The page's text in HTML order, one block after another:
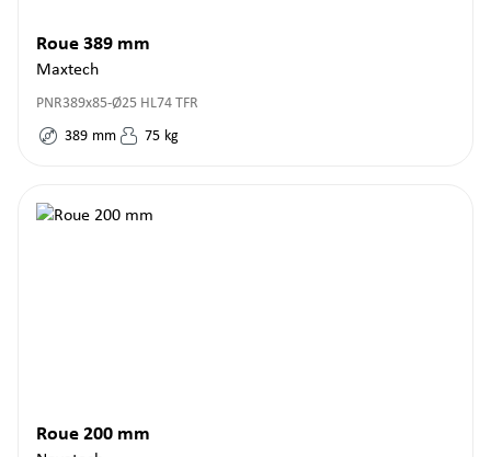
Roue 389 mm
Maxtech
PNR389x85-Ø25 HL74 TFR
389 mm 75 kg
Roue 200 mm